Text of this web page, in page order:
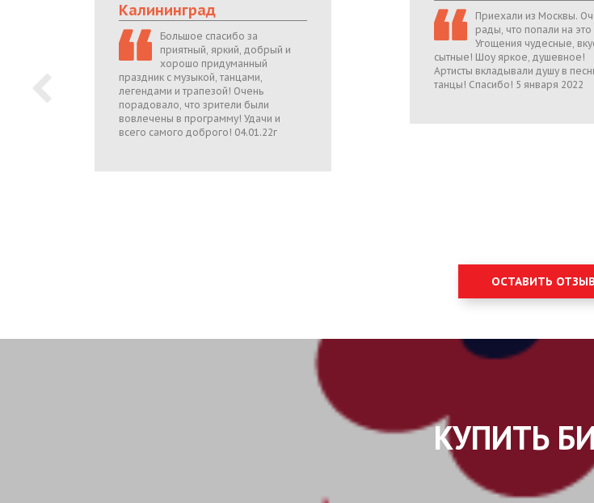
Калининград
Большое спасибо за
приятный, яркий, добрый и
хорошо придуманный
праздник с музыкой, танцами,
легендами и трапезой! Очень
порадовало, что зрители были
вовлечены в программу! Удачи и
всего самого доброго! 04.01.22г
Приехали из Москвы.
рады, что попали на
Угощения чудесные,
сытные! Шоу яркое, душевное!
Артисты вкладывали душу в
танцы! Спасибо! 5 января 2022
ОСТАВИТЬ ОТЗЫВ
КУПИТЬ